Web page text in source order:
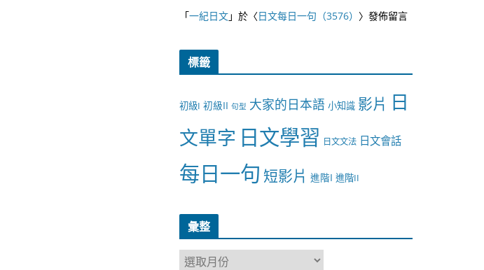
「一紀日文」於〈日文每日一句（3576） 〉發佈留言
標籤
初級I 初級II 句型 大家的日本語 小知識 影片 日
文單字 日文學習 日文文法 日文會話
每日一句 短影片 進階I 進階II
彙整
彙